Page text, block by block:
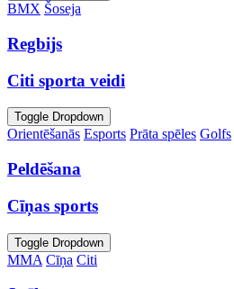
BMX Šoseja
Regbijs
Citi sporta veidi
Toggle Dropdown
Orientēšanās Esports Prāta spēles Golfs
Peldēšana
Cīņas sports
Toggle Dropdown
MMA Cīņa Citi